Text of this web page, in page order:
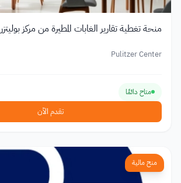
منحة تغطية تقارير الغابات المطيرة من مركز بوليتزر
Pulitzer Center
متاح دائمًا
تقدم الآن
منح مالية